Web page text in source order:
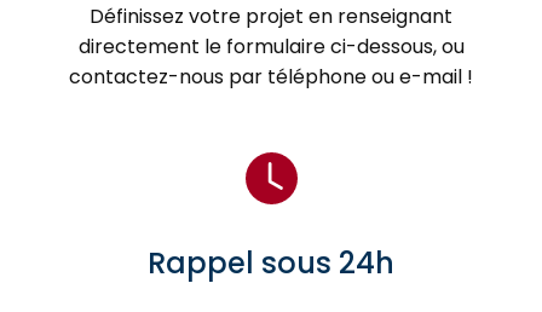
Définissez votre projet en renseignant
directement le formulaire ci-dessous, ou
contactez-nous par téléphone ou e-mail !
Rappel sous 24h